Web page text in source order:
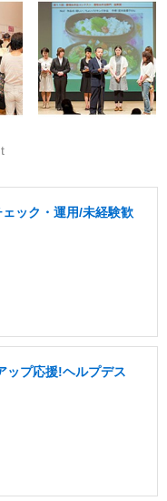
ック・運用/未経験歓
ップ応援!ヘルプデス